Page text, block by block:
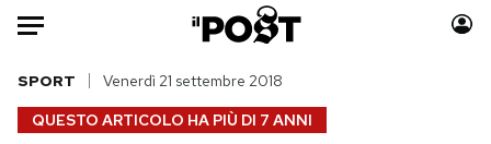
Auto
HOME
QUESTO ARTICOLO HA PIÙ DI 7 ANNI
SPORT Venerdì 21 settembre 2018